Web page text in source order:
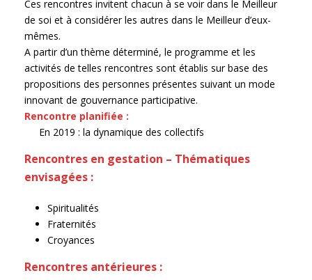
Ces rencontres invitent chacun à se voir dans le Meilleur
de soi et à considérer les autres dans le Meilleur d’eux-
mêmes.
A partir d’un thème déterminé, le programme et les
activités de telles rencontres sont établis sur base des
propositions des personnes présentes suivant un mode
innovant de gouvernance participative.
Rencontre planifiée :
En 2019 : la dynamique des collectifs
Rencontres en gestation – Thématiques
envisagées :
Spiritualités
Fraternités
Croyances
Rencontres antérieures :